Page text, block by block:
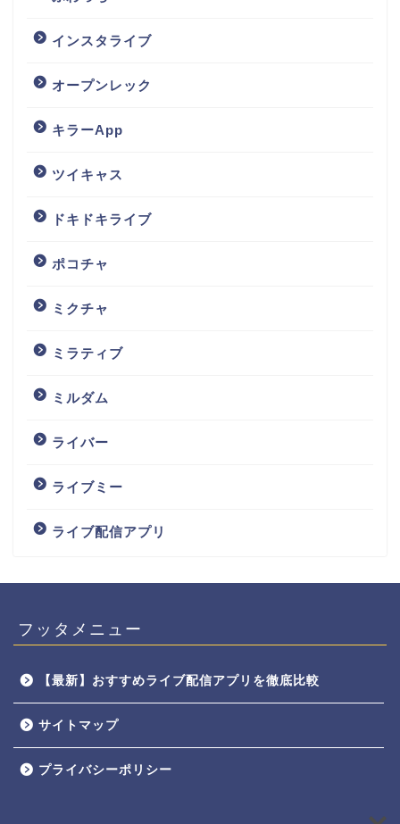
インスタライブ
オープンレック
キラーApp
ツイキャス
ドキドキライブ
ポコチャ
ミクチャ
ミラティブ
ミルダム
ライバー
ライブミー
ライブ配信アプリ
フッタメニュー
【最新】おすすめライブ配信アプリを徹底比較
サイトマップ
プライバシーポリシー